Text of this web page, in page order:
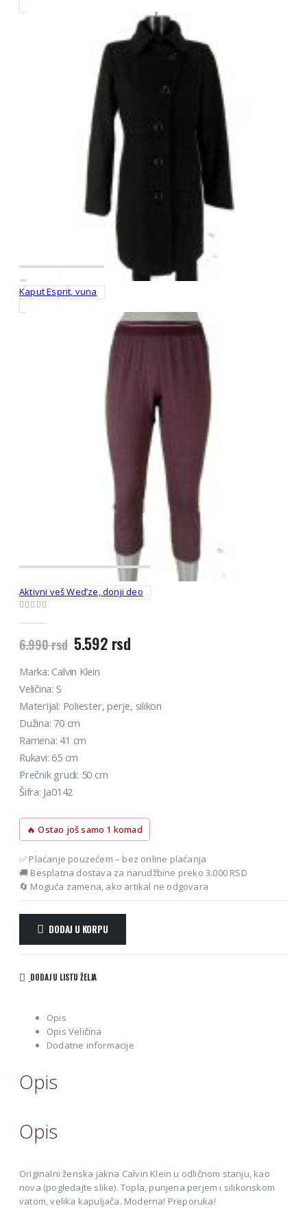
Kaput Esprit, vuna
Aktivni veš Wed’ze, donji deo
6.990rsd Originalna
cena
je
6.990 rsd.
5.592 rsdTrenutna
cena
Marka: Calvin Klein
Veličina: S
Materijal: Poliester, perje, silikon
Dužina: 70 cm
Ramena: 41 cm
Rukavi: 65 cm
Prečnik grudi: 50 cm
Šifra: Ja0142
🔥 Ostao još samo 1 komad
✅ Plaćanje pouzećem – bez online plaćanja
🚚 Besplatna dostava za narudžbine preko 3.000 RSD
🔄 Moguća zamena, ako artikal ne odgovara
DODAJ U KORPU
Alternative:
DODAJ U LISTU ŽELJA
Opis
Opis Veličina
Dodatne informacije
Opis
Opis
Originalni ženska jakna Calvin Klein u odličnom stanju, kao
nova (pogledajte slike). Topla, punjena perjem i silikonskom
vatom, velika kapuljača. Moderna! Preporuka!